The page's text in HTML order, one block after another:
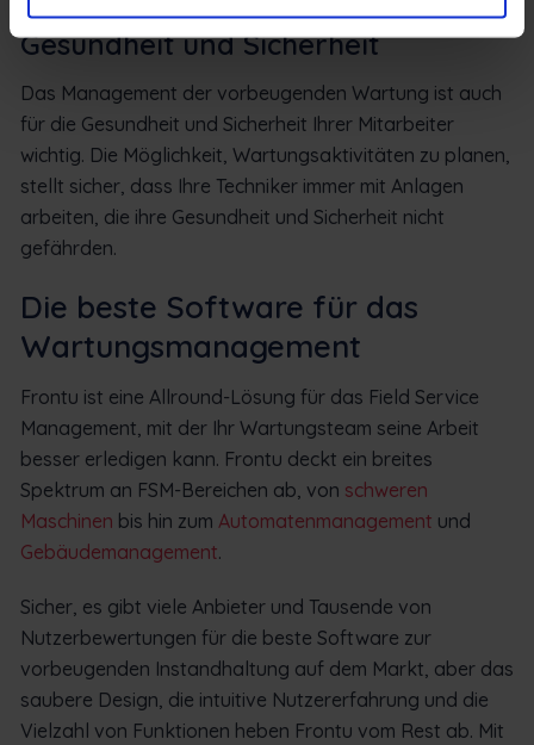
Gesundheit und Sicherheit
Das Management der vorbeugenden Wartung ist auch
für die Gesundheit und Sicherheit Ihrer Mitarbeiter
wichtig. Die Möglichkeit, Wartungsaktivitäten zu planen,
stellt sicher, dass Ihre Techniker immer mit Anlagen
arbeiten, die ihre Gesundheit und Sicherheit nicht
gefährden.
Die beste Software für das
Wartungsmanagement
Frontu ist eine Allround-Lösung für das Field Service
Management, mit der Ihr Wartungsteam seine Arbeit
besser erledigen kann. Frontu deckt ein breites
Spektrum an FSM-Bereichen ab, von schweren
Maschinen bis hin zum Automatenmanagement und
Gebäudemanagement.
Sicher, es gibt viele Anbieter und Tausende von
Nutzerbewertungen für die beste Software zur
vorbeugenden Instandhaltung auf dem Markt, aber das
saubere Design, die intuitive Nutzererfahrung und die
Vielzahl von Funktionen heben Frontu vom Rest ab. Mit